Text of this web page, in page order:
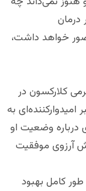
درمان
خواهد داشت،
کلارکسون در
به
درباره وضعیت او
آرزوی موفقیت
کامل بهبود